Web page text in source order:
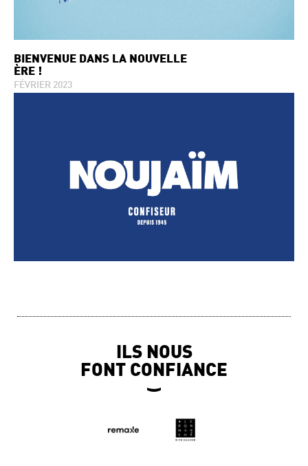
BIENVENUE DANS LA NOUVELLE
ÈRE !
FÉVRIER 2023
ILS NOUS
FONT CONFIANCE